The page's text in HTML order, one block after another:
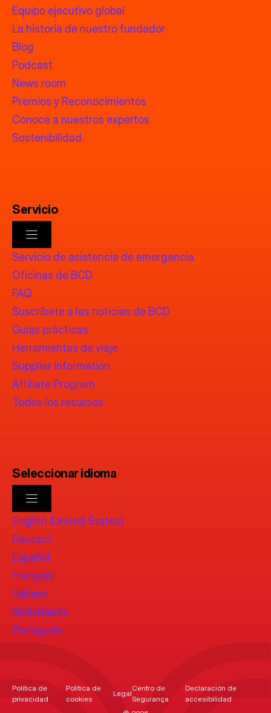
Equipo ejecutivo global
La historia de nuestro fundador
Blog
Podcast
News room
Premios y Reconocimientos
Conoce a nuestros expertos
Sostenibilidad
Servicio
Servicio de asistencia de emergencia
Oficinas de BCD
FAQ
Suscríbete a las noticias de BCD
Guías prácticas
Herramientas de viaje
Supplier information
Affiliate Program
Todos los recursos
Seleccionar idioma
English (United States)
Deutsch
Español
Français
Italiano
Nederlands
Português
Política de
privacidad
Política de
cookies
Legal
Centro de
Segurança
Declaración de
accesibilidad